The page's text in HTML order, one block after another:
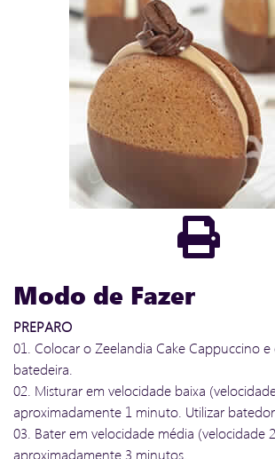
Modo de Fazer
PREPARO
01. Colocar o Zeelandia Cake Cappuccino e
batedeira.
02. Misturar em velocidade baixa
aproximadamente 1 minuto. Utilizar
03. Bater em velocidade média (velocidade
aproximadamente 3 minutos.